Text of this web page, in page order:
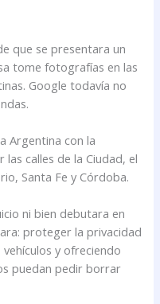
que se presentara un
tome fotografías en las
Google todavía no
Argentina con la
calles de la Ciudad, el
Santa Fe y Córdoba.
ni bien debutara en
proteger la privacidad
y ofreciendo
puedan pedir borrar